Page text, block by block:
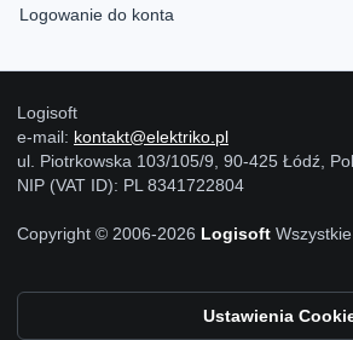
Logowanie do konta
Logisoft
e-mail: kontakt@elektriko.pl
ul. Piotrkowska 103/105/9, 90-425 Łódź,
NIP (VAT ID): PL 8341722804
Copyright © 2006-2026 Logisoft
Ustawienia